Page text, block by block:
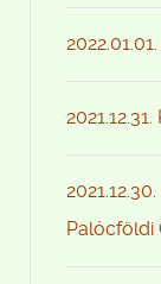
Palócföldi